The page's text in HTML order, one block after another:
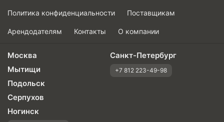
Политика конфиденциальности Поставщикам
Арендодателям Контакты О компании
Москва
Мытищи
Подольск
Серпухов
Ногинск
Санкт-Петербург
+7 812 223-49-98